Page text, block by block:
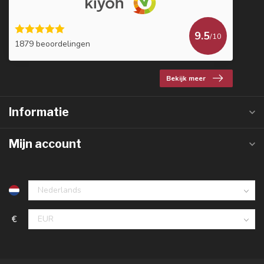
1879 beoordelingen
9.5/10
Bekijk meer
Informatie
Mijn account
€